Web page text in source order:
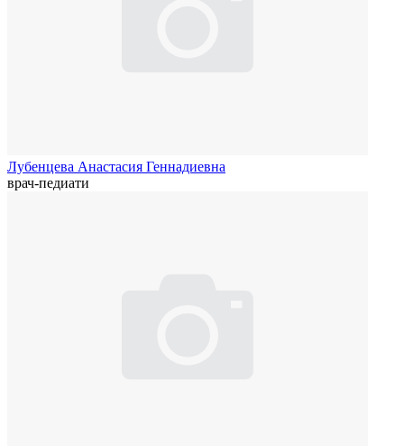
Лубенцева Анастасия Геннадиевна
врач-педиати